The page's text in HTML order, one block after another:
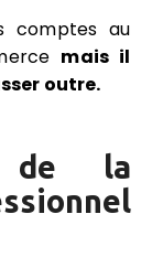
comptes au
mais il
outre.
de la